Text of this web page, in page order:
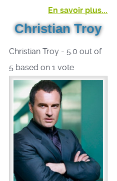
En savoir plus...
Christian Troy
Christian Troy- 5.0 out of
5 based on 1vote